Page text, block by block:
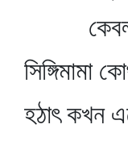
কেবল
সিঙ্গিমামা
হঠাৎ কখন